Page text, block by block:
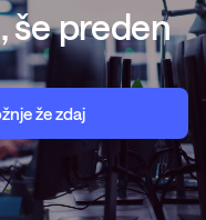
še preden
že zdaj